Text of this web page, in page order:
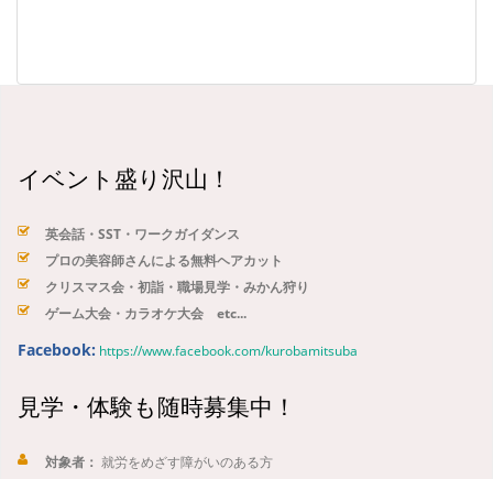
イベント盛り沢山！
英会話・SST・ワークガイダンス
プロの美容師さんによる無料ヘアカット
クリスマス会・初詣・職場見学・みかん狩り
ゲーム大会・カラオケ大会 etc...
Facebook: https://www.facebook.com/kurobamitsuba
見学・体験も随時募集中！
対象者： 就労をめざす障がいのある方